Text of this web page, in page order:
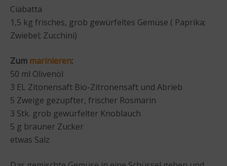
Ciabatta
1,5 kg frisches, grob gewürfeltes Gemüse ( Paprika;
Zwiebel; Zucchini)
Zum marinieren:
50 ml Olivenöl
3 EL Zitonensaft Bio-Zitronensaft und Abrieb
5 Zweige gezupfter, frischer Rosmarin
3 Stk. grob gewürfelter Knoblauch
5 g brauner Zucker
etwas Salz